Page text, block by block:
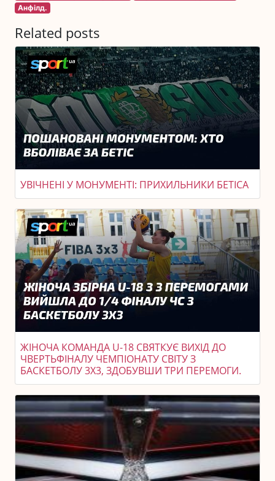
Анфілд.
Related posts
УВІЧНЕНІ У МОНУМЕНТІ: ПРИХИЛЬНИКИ БЕТІСА
ЖІНОЧА КОМАНДА U-18 СВЯТКУЄ ВИХІД ДО
ЧВЕРТЬФІНАЛУ ЧЕМПІОНАТУ СВІТУ З
БАСКЕТБОЛУ 3X3, ЗДОБУВШИ ТРИ ПЕРЕМОГИ.